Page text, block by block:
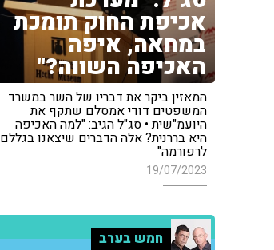
אכיפת החוק תומכת
במחאה, איפה
האכיפה השווה?"
המאזין ביקר את דבריו של השר במשרד
המשפטים דודי אמסלם שתקף את
היועמ"שית • סג"ל הגיב: "למה האכיפה
היא בררנית? אלה הדברים שיצאנו בגללם
לרפורמה"
19/07/2023
חמש בערב